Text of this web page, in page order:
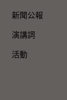
新聞公報
演講詞
活動